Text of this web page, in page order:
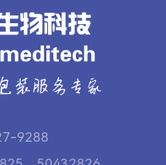
9288